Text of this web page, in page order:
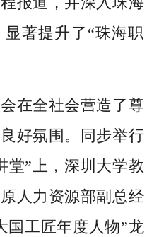
著提升了“珠海职
在全社会营造了尊
好氛围。同步举行
堂”上，深圳大学教
人力资源部副总经
国工匠年度人物”龙